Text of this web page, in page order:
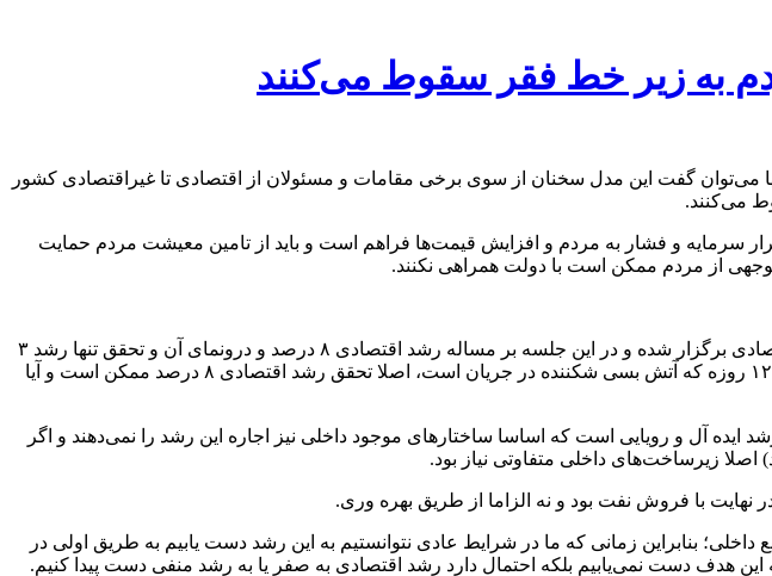
می‌توان گفت این مدل سخنان از سوی برخی مقامات و مسئولان از اقتصادی تا غیراقتصادی کشور
سرمایه و فشار به مردم و افزایش قیمت‌ها فراهم است و باید از تامین معیشت مردم حمایت
از مردم ممکن است با دولت همراهی نکنند.
*در روز‌های اخیر جلساتی میان وزیر اقتصاد ایران و برخی نمایندگان کمیسیون اقتصادی مجلس و فعالان اقتصادی برگزار شده و در این جلسه بر مساله رشد اقتصادی ۸ درصد و درونمای آن و تحقق تنها رشد ۳
درصدی اقتصادی تاکید شده است. حالا می‌خواهم بدانم اساسا در شرایط فعلی کشور و در روز‌های پسا جنگ ۱۲ روزه که آتش بسی شکننده در جریان است، اصلا تحقق رشد اقتصادی ۸ درصد ممکن است و آیا
جنگی نبود و حتی اگر در وضعیت تحریم نیز نبودیم باز هم رشد ۸ درصدی یک رشد ایده آل و رویایی است که اساسا ساختار‌های موجود داخلی نیز اجاره این رشد را نمی‌دهند و اگر
بنابراین زمانی که ما در شرایط عادی نتوانستیم به این رشد دست یابیم به طریق اولی در